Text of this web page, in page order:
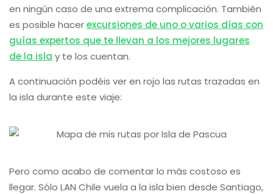
en ningún caso de una extrema complicación. También
es posible hacerexcursiones de uno o varios días con
guías expertos que te llevan a los mejores lugares
de la isla y te los cuentan.
A continuación podéis ver en rojo las rutas trazadas en
la isla durante este viaje:
Pero como acabo de comentar lo más costoso es
llegar. Sólo LAN Chile vuela a la isla bien desde Santiago,